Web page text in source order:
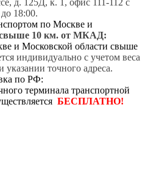
18:00.
по Москве и
10 км. от МКАД:
и Московской области свыше
индивидуально с учетом веса
указании точного адреса.
по РФ:
терминала транспортной
БЕСПЛАТНО!